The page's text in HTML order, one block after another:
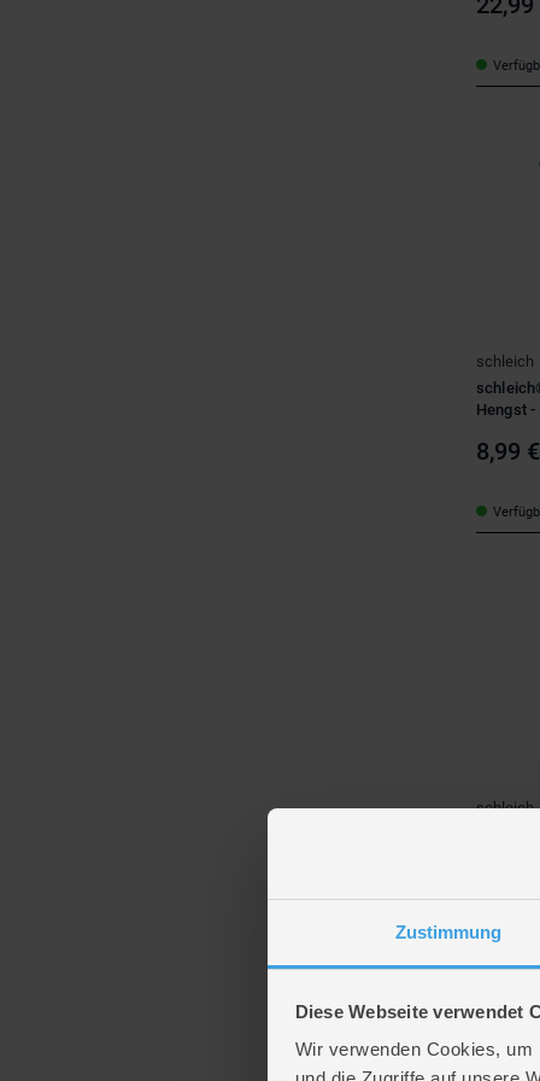
Zustimmung
Diese Webseite verwendet
Wir verwenden Cookies,
schleich
Hengst -
8,99 €
schleich
11,99
- 49%